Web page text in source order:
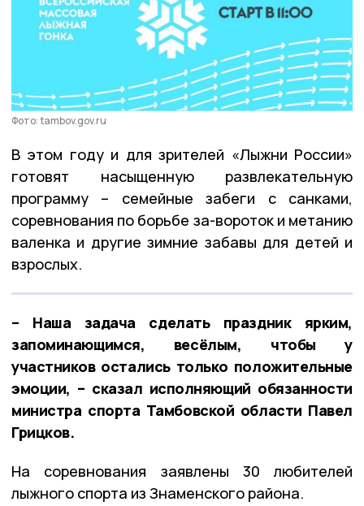
Фото: tambov.gov.ru
В этом году и для зрителей «Лыжни России»
готовят насыщенную развлекательную
программу – семейные забеги с санками,
соревнования по борьбе за-вороток и метанию
валенка и другие зимние забавы для детей и
взрослых.
– Наша задача сделать праздник ярким,
запоминающимся, весёлым, чтобы у
участников остались только положительные
эмоции, – сказал исполняющий обязанности
министра спорта Тамбовской области Павел
Грицков.
На соревнования заявлены 30 любителей
лыжного спорта из Знаменского района.